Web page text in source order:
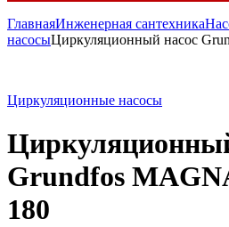
ГлавнаяИнженерная сантехника
насосыЦиркуляционный насос
Циркуляционные насосы
Grundfos
180